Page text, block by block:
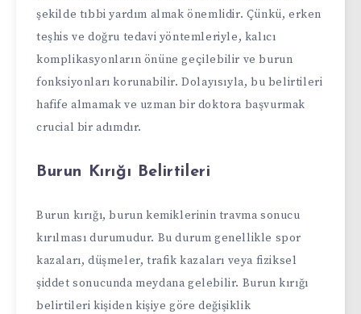
şekilde tıbbi yardım almak önemlidir. Çünkü, erken
teşhis ve doğru tedavi yöntemleriyle, kalıcı
komplikasyonların önüne geçilebilir ve burun
fonksiyonları korunabilir. Dolayısıyla, bu belirtileri
hafife almamak ve uzman bir doktora başvurmak
crucial bir adımdır.
Burun Kırığı Belirtileri
Burun kırığı, burun kemiklerinin travma sonucu
kırılması durumudur. Bu durum genellikle spor
kazaları, düşmeler, trafik kazaları veya fiziksel
şiddet sonucunda meydana gelebilir. Burun kırığı
belirtileri kişiden kişiye göre değişiklik